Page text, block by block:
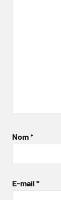
Nom*
E-mail *